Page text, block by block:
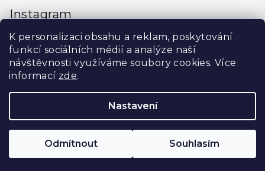
K personalizaci obsahu a reklam, poskytování
funkcí sociálních médií a analýze naší
návštěvnosti využíváme soubory cookies. Více
informací zde.
Nastavení
Odmítnout Souhlasím
Instagram
Sledovat na Instagramu
Upravit nastavení cookies
Vytvořil Shoptet